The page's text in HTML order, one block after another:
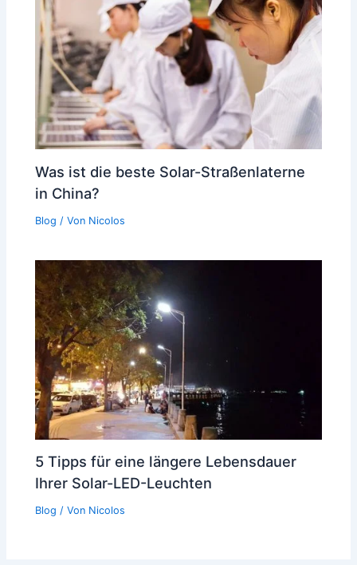
Was ist die beste Solar-Straßenlaterne
in China?
Blog / Von Nicolos
5 Tipps für eine längere Lebensdauer
Ihrer Solar-LED-Leuchten
Blog / Von Nicolos